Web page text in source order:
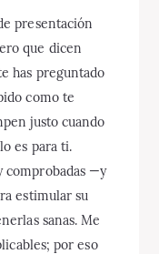
presentación
que dicen
has preguntado
como te
justo cuando
es para ti.
comprobadas —y
estimular su
sanas. Me
por eso